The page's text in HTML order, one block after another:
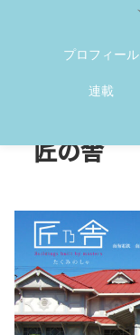
プロフィール
連載
匠の舎